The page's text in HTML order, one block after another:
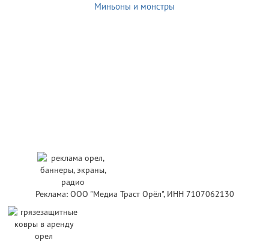
Миньоны и монстры
Реклама: ООО "Медиа Траст Орёл", ИНН 7107062130